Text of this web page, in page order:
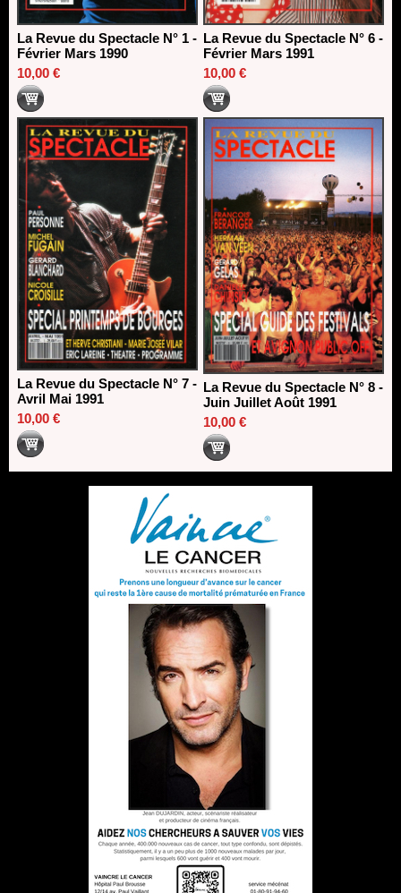
La Revue du Spectacle N° 1 -
Février Mars 1990
10,00 €
La Revue du Spectacle N° 6 -
Février Mars 1991
10,00 €
La Revue du Spectacle N° 7 -
Avril Mai 1991
10,00 €
La Revue du Spectacle N° 8 -
Juin Juillet Août 1991
10,00 €